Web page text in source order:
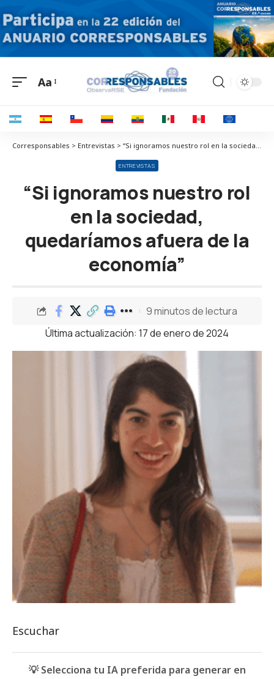
Aa
Corresponsables > Entrevistas > “Si ignoramos nuestro rol en la sociedad, quedaríamos afuera de la economía”
ENTREVISTAS
“Si ignoramos nuestro rol
en la sociedad,
quedaríamos afuera de la
economía”
Última actualización: 17 de enero de 2024
9 minutos de lectura
Escuchar
💡 Selecciona tu IA preferida para generar en